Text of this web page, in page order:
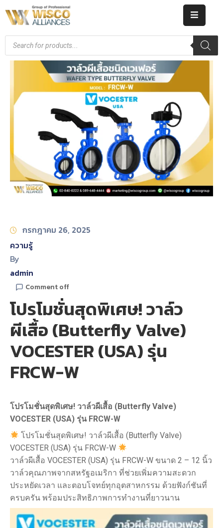
HOME
PRODUCT
CAREERS
CONTACT
กรกฎาคม 26, 2025
ความรู้
By
admin
Comment off
โปรโมชั่นสุดพิเศษ! วาล์ว
ผีเสื้อ (Butterfly Valve)
VOCESTER (USA) รุ่น
FRCW-W
โปรโมชั่นสุดพิเศษ! วาล์วผีเสื้อ (Butterfly Valve)
VOCESTER (USA) รุ่น FRCW-W
โปรโมชั่นสุดพิเศษ! วาล์วผีเสื้อ (Butterfly Valve)
VOCESTER (USA) รุ่น FRCW-W
วาล์วผีเสื้อ VOCESTER (USA) รุ่น FRCW-W ขนาด 2 – 12 นิ้ว
วาล์วคุณภาพจากสหรัฐอเมริกา ที่ช่วยเพิ่มความสะดวก
ประหยัดเวลา และตอบโจทย์ทุกอุตสาหกรรม ด้วยฟังก์ชันที่
ครบครัน พร้อมประสิทธิภาพการทำงานที่ยาวนาน